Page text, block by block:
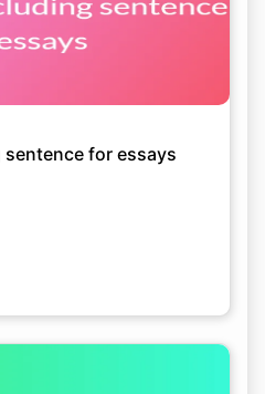
for essays